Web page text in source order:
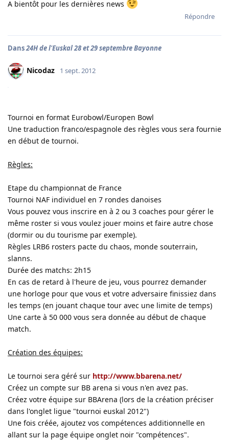
A bientôt pour les dernières news
Répondre
Dans24H de l'Euskal 28 et 29 septembre Bayonne
Nicodaz 1 sept. 2012
Tournoi en format Eurobowl/Europen Bowl
Une traduction franco/espagnole des règles vous sera fournie
en début de tournoi.
Règles:
Etape du championnat de France
Tournoi NAF individuel en 7 rondes danoises
Vous pouvez vous inscrire en à 2 ou 3 coaches pour gérer le
même roster si vous voulez jouer moins et faire autre chose
(dormir ou du tourisme par exemple).
Règles LRB6 rosters pacte du chaos, monde souterrain,
slanns.
Durée des matchs: 2h15
En cas de retard à l'heure de jeu, vous pourrez demander
une horloge pour que vous et votre adversaire finissiez dans
les temps (en jouant chaque tour avec une limite de temps)
Une carte à 50 000 vous sera donnée au début de chaque
match.
Création des équipes:
Le tournoi sera géré sur http://www.bbarena.net/
Créez un compte sur BB arena si vous n'en avez pas.
Créez votre équipe sur BBArena (lors de la création préciser
dans l'onglet ligue "tournoi euskal 2012")
Une fois créée, ajoutez vos compétences additionnelle en
allant sur la page équipe onglet noir "compétences".